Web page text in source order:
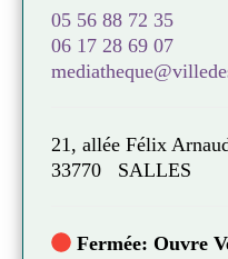
05 56 88 72 35
06 17 28 69 07
21, allée Félix
33770 SALLES
Fermée: Ouvre